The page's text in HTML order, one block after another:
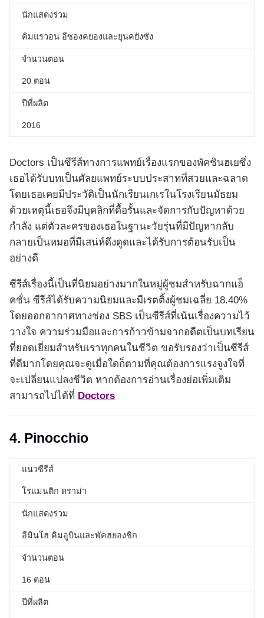
นักแสดงร่วม
คิมแรวอน อีซองคยองและยุนคยังซัง
จำนวนตอน
20 ตอน
ปีที่ผลิต
2016
Doctors เป็นซีรีส์ทางการแพทย์เรื่องแรกของพัคชินฮเยซึ่ง
เธอได้รับบทเป็นศัลยแพทย์ระบบประสาทที่สวยและฉลาด
โดยเธอเคยมีประวัติเป็นนักเรียนเกเรในโรงเรียนมัธยม
ด้วยเหตุนี้เธอจึงมีบุคลิกที่ดื้อรั้นและจัดการกับปัญหาด้วย
กำลัง แต่ตัวละครของเธอในฐานะวัยรุ่นที่มีปัญหากลับ
กลายเป็นหมอที่มีเสน่ห์ดึงดูดและได้รับการต้อนรับเป็น
อย่างดี
ซีรีส์เรื่องนี้เป็นที่นิยมอย่างมากในหมู่ผู้ชมสำหรับฉากแอ็
คชั่น ซีรีส์ได้รับความนิยมและมีเรตติ้งผู้ชมเฉลี่ย 18.40%
โดยออกอากาศทางช่อง SBS เป็นซีรีส์ที่เน้นเรื่องความไว้
วางใจ ความร่วมมือและการก้าวข้ามจากอดีตเป็นบทเรียน
ที่ยอดเยี่ยมสำหรับเราทุกคนในชีวิต ขอรับรองว่าเป็นซีรีส์
ที่ดีมากโดยคุณจะดูเมื่อใดก็ตามที่คุณต้องการแรงจูงใจที่
จะเปลี่ยนแปลงชีวิต หากต้องการอ่านเรื่องย่อเพิ่มเติม
สามารถไปได้ที่ Doctors
4. Pinocchio
แนวซีรีส์
โรแมนติก ดราม่า
นักแสดงร่วม
อีมินโฮ คิมอูบินและพัคฮยองชิก
จำนวนตอน
16 ตอน
ปีที่ผลิต